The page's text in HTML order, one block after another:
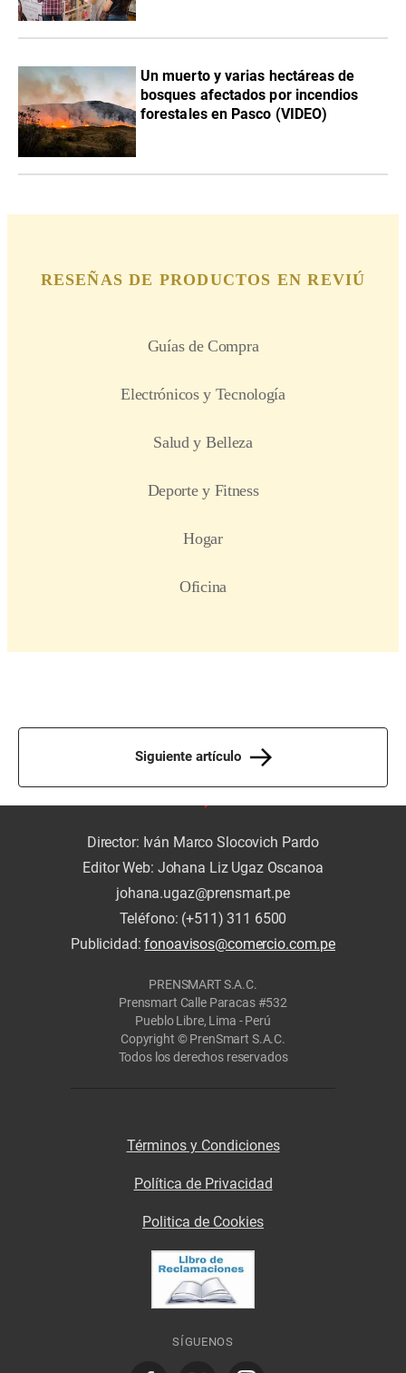
Un muerto y varias hectáreas de
bosques afectados por incendios
forestales en Pasco (VIDEO)
Siguiente artículo
Director: Iván Marco Slocovich Pardo
Editor Web: Johana Liz Ugaz Oscanoa
johana.ugaz@prensmart.pe
Teléfono: (+511) 311 6500
Publicidad:fonoavisos@comercio.com.pe
PRENSMART S.A.C.
Prensmart Calle Paracas #532
Pueblo Libre, Lima - Perú
Copyright © PrenSmart S.A.C.
Todos los derechos reservados
Términos y Condiciones
Política de Privacidad
Politica de Cookies
SÍGUENOS